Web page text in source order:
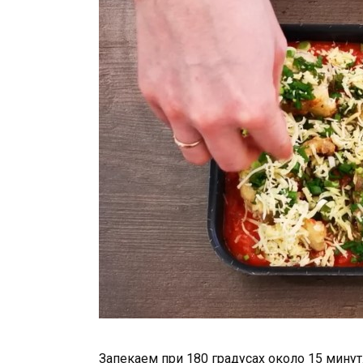
Запекаем при 180 градусах около 15